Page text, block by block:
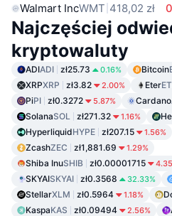
Walmart IncWMT 418,02 zł
Najczęściej
kryptowaluty
ADIADI zł25.73 0.16% Bitcoin
XRPXRP zł3.82 2.00% Eter
PiPI zł0.3272 5.87% Cardano
SolanaSOL zł271.32 1.16%
HyperliquidHYPE zł207.15 1.56%
ZcashZEC zł1,881.69 1.29%
Shiba InuSHIB zł0.00001715
SKYAISKYAI zł0.3568 32.33%
StellarXLM zł0.5964 1.18%
KaspaKAS zł0.09494 2.56%